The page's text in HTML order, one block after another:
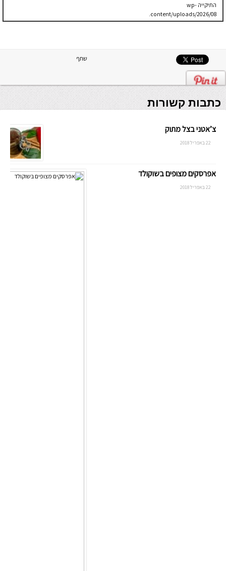
התיקייה wp-
content/uploads/2026/08.
יש לבדוק
שתף
כתבות קשורות
צ’אטני בצל מתוק
22 באפריל 2018
אפרסקים מצופים בשוקולד
22 באפריל 2018